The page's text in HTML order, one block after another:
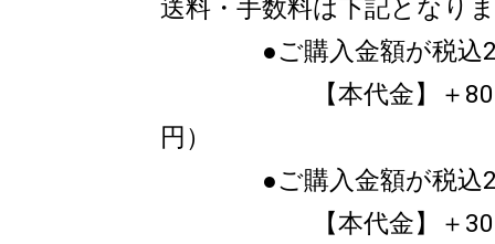
送料・手数料は下記となり
●ご購入金額が税込
【本代金】＋800円（
円）
●ご購入金額が税込
【本代金】＋300円（